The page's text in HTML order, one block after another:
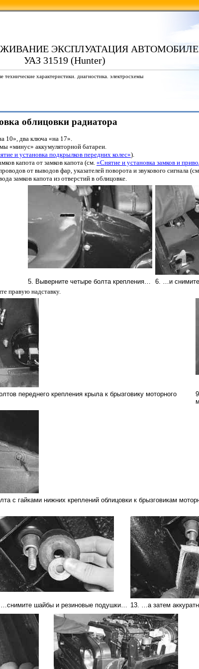
ЭКСПЛУАТАЦИЯ
УАЗ 31519 (Hunter)
технические характеристики. диагностика. электросхемы
облицовки радиатора
10», два ключа «на 17».
«минус» аккумуляторной батареи.
и установка подкрылков передних колес»).
капота от замков капота (см. «Снятие и установка замков и
от выводов фар, указателей поворота и звукового сигнала
замков капота из отверстий в облицовке.
5. Выверните четыре болта крепления…
6. …и
правую надставку.
переднего крепления крыла к брызговику моторного
с гайками нижних креплений облицовки к брызговикам
…снимите шайбы и резиновые подушки… 13. …а затем